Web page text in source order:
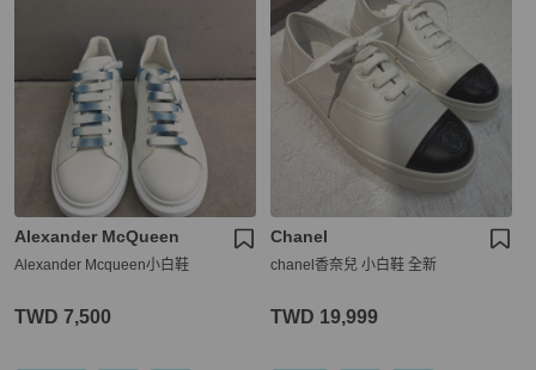
Alexander McQueen
Alexander Mcqueen小白鞋
TWD 7,500
Chanel
chanel香奈兒 小白鞋 全新
TWD 19,999